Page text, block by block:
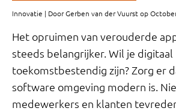
Innovatie | Door Gerben van der Vuurst op
Het opruimen van verouderde
steeds belangrijker. Wil je digitaal
toekomstbestendig zijn? Zorg er
software omgeving modern is.
medewerkers en klanten